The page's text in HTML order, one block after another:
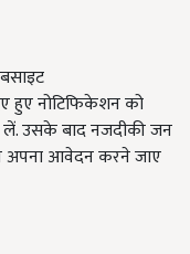
हुए नोटिफिकेशन को
लें. उसके बाद नजदीकी जन
अपना आवेदन करने जाए